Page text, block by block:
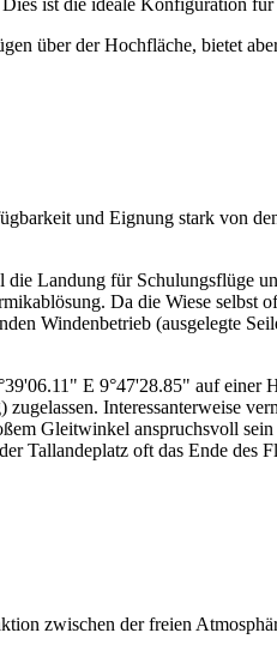
ist die ideale Konfiguration
über der Hochfläche, bietet
und Eignung stark von
Landung für Schulungsflüge
Da die Wiese selbst
Windenbetrieb (ausgelegte
E 9°47'28.85" auf einer
Interessanterweise
Gleitwinkel anspruchsvoll
Tallandeplatz oft das Ende des
zwischen der freien